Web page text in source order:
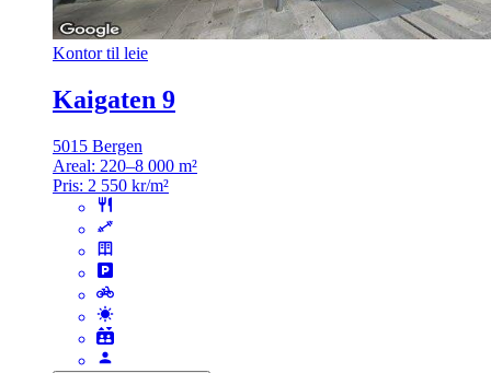
Kontor til leie
Kaigaten 9
5015 Bergen
Areal: 220–8 000 m²
Pris: 2 550 kr/m²